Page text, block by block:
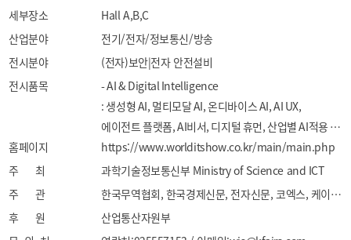
세부장소
Hall A,B,C
산업분야
전기/전자/정보통신/방송
전시분야
(전자)보안|전자 안전설비
전시품목
- AI & Digital Intelligence
: 생성형 AI, 멀티모달 AI, 온디바이스 AI, AI UX,
에이전트 플랫폼, AI비서, 디지털 휴먼, 산업별 AI적용
사례, 지능형 IoT, 양자 컴퓨팅, 양자 인공지능 등
- Robotics & Intelligent Mobility
스마트 모빌리티, UAM, 로봇 제어시스템 및 운영
홈페이지
https://www.worlditshow.co.kr/main/main.php
주 최
과학기술정보통신부 Ministry of Science and ICT
주 관
한국무역협회, 한국경제신문, 전자신문, 코엑스, 케이훼어스, 한국정보통신진흥협회
후 원
산업통산자원부